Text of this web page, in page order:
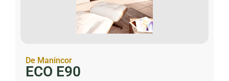
De Manincor
ECO E90